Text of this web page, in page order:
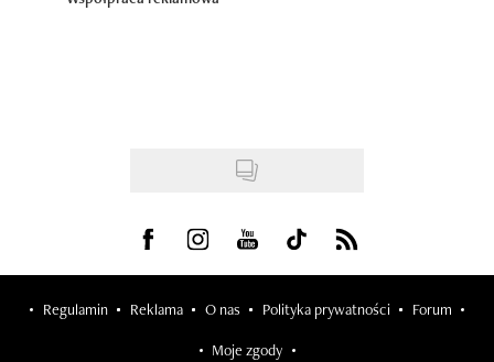
Visit us on Facebook
Visit us on Instagram
Visit us on Youtube
Visit us on Tiktok
Visit us on Rss
Regulamin Reklama O nas Polityka prywatności Forum
Moje zgody